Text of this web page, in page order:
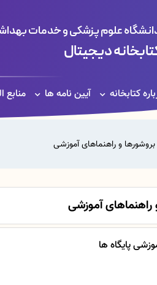
علوم پزشکی و خدمات
دیجیتال
کتابخانه آیین نامه ها منابع
بروشورها و راهنماهای آموزشی
راهنماهای آموزشی
پایگاه ها